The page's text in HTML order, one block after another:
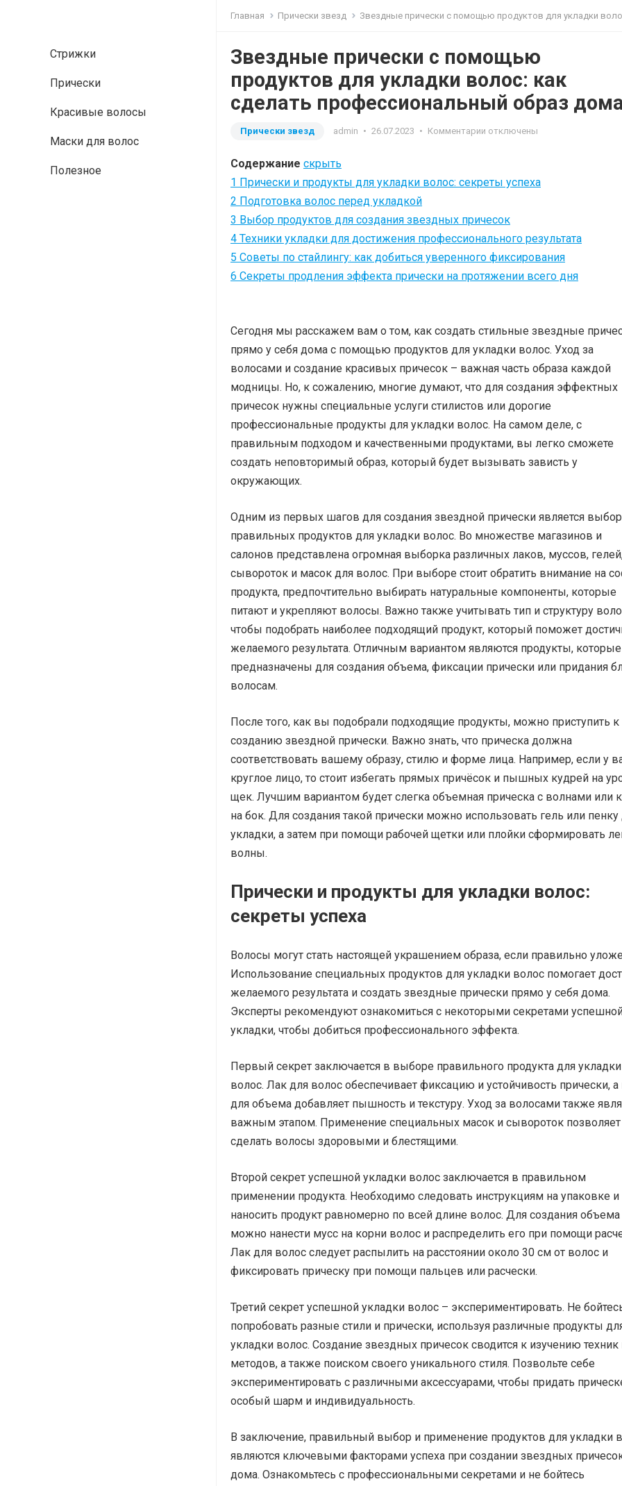
Стрижки
Прически
Красивые волосы
Маски для волос
Полезное
Главная Прически звезд Звездные прически с помощью продуктов для укладки волос: как сделать профессиональный
Звездные прически с помощью
продуктов для укладки волос: как
сделать профессиональный образ
Прически звезд admin • 26.07.2023 • Комментарии отключены
Содержание скрыть
1 Прически и продукты для укладки волос: секреты успеха
2 Подготовка волос перед укладкой
3 Выбор продуктов для создания звездных причесок
4 Техники укладки для достижения профессионального результата
5 Советы по стайлингу: как добиться уверенного фиксирования
6 Секреты продления эффекта прически на протяжении всего дня
Сегодня мы расскажем вам о том, как создать стильные звездные
прямо у себя дома с помощью продуктов для укладки волос. Уход за
волосами и создание красивых причесок – важная часть образа каждой
модницы. Но, к сожалению, многие думают, что для создания эффектных
причесок нужны специальные услуги стилистов или дорогие
профессиональные продукты для укладки волос. На самом деле, с
правильным подходом и качественными продуктами, вы легко сможете
создать неповторимый образ, который будет вызывать зависть у
окружающих.
Одним из первых шагов для создания звездной прически является выбор
правильных продуктов для укладки волос. Во множестве магазинов и
салонов представлена огромная выборка различных лаков, муссов,
сывороток и масок для волос. При выборе стоит обратить внимание на
продукта, предпочтительно выбирать натуральные компоненты, которые
питают и укрепляют волосы. Важно также учитывать тип и структуру
чтобы подобрать наиболее подходящий продукт, который поможет
желаемого результата. Отличным вариантом являются продукты, которые
предназначены для создания объема, фиксации прически или придания
волосам.
После того, как вы подобрали подходящие продукты, можно приступить к
созданию звездной прически. Важно знать, что прическа должна
соответствовать вашему образу, стилю и форме лица. Например, если у
круглое лицо, то стоит избегать прямых причёсок и пышных кудрей на
щек. Лучшим вариантом будет слегка объемная прическа с волнами или
на бок. Для создания такой прически можно использовать гель или пенку
укладки, а затем при помощи рабочей щетки или плойки сформировать
волны.
Прически и продукты для укладки волос:
секреты успеха
Волосы могут стать настоящей украшением образа, если правильно
Использование специальных продуктов для укладки волос помогает
желаемого результата и создать звездные прически прямо у себя дома.
Эксперты рекомендуют ознакомиться с некоторыми секретами
укладки, чтобы добиться профессионального эффекта.
Первый секрет заключается в выборе правильного продукта для укладки
волос. Лак для волос обеспечивает фиксацию и устойчивость прически, а
для объема добавляет пышность и текстуру. Уход за волосами также
важным этапом. Применение специальных масок и сывороток позволяет
сделать волосы здоровыми и блестящими.
Второй секрет успешной укладки волос заключается в правильном
применении продукта. Необходимо следовать инструкциям на упаковке и
наносить продукт равномерно по всей длине волос. Для создания объема
можно нанести мусс на корни волос и распределить его при помощи
Лак для волос следует распылить на расстоянии около 30 см от волос и
фиксировать прическу при помощи пальцев или расчески.
Третий секрет успешной укладки волос – экспериментировать. Не
попробовать разные стили и прически, используя различные продукты
укладки волос. Создание звездных причесок сводится к изучению техник
методов, а также поиском своего уникального стиля. Позвольте себе
экспериментировать с различными аксессуарами, чтобы придать
особый шарм и индивидуальность.
В заключение, правильный выбор и применение продуктов для укладки
являются ключевыми факторами успеха при создании звездных
дома. Ознакомьтесь с профессиональными секретами и не бойтесь